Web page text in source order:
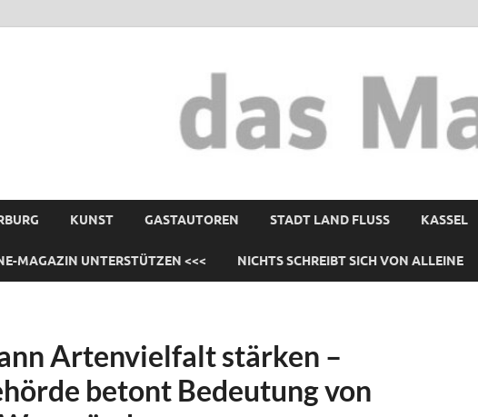
KUNST GASTAUTOREN STADT LAND FLUSS KASSEL
MAGAZIN UNTERSTÜTZEN <<< NICHTS SCHREIBT SICH VON ALLEINE
Artenvielfalt stärken –
betont Bedeutung von